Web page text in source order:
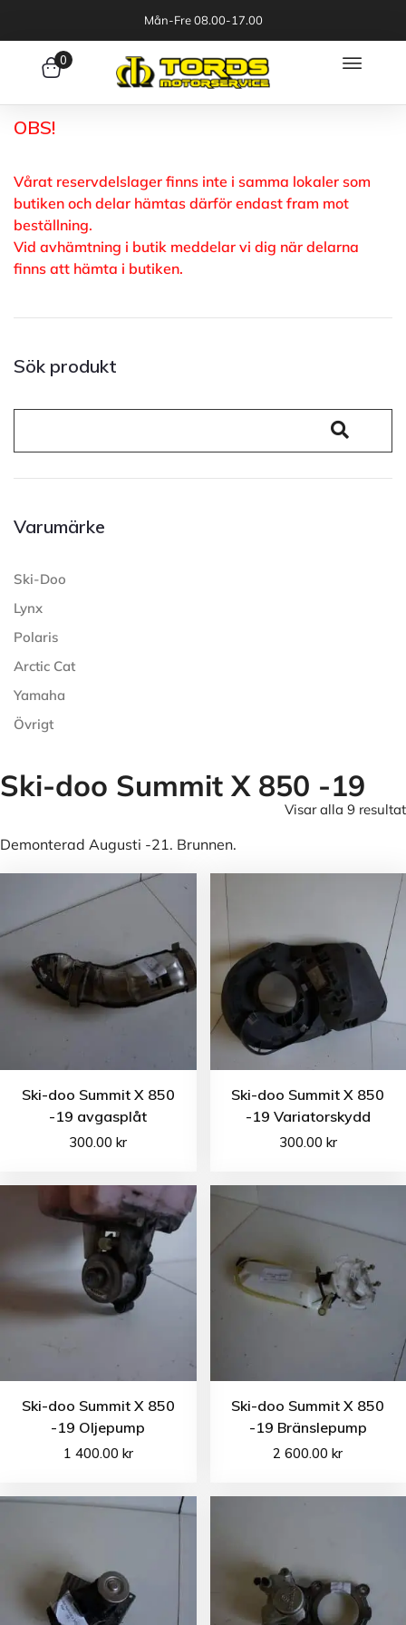
Mån-Fre 08.00-17.00
0
OBS!
Vårat reservdelslager finns inte i samma lokaler som
butiken och delar hämtas därför endast fram mot
beställning.
Vid avhämtning i butik meddelar vi dig när delarna
finns att hämta i butiken.
Sök produkt
Varumärke
Ski-Doo
Lynx
Polaris
Arctic Cat
Yamaha
Övrigt
Ski-doo Summit X 850 -19
Visar alla 9 resultat
Demonterad Augusti -21. Brunnen.
Ski-doo Summit X 850
-19 avgasplåt
300.00kr
Ski-doo Summit X 850
-19 Variatorskydd
300.00 kr
Ski-doo Summit X 850
-19 Oljepump
1 400.00 kr
Ski-doo Summit X 850
-19 Bränslepump
2 600.00kr